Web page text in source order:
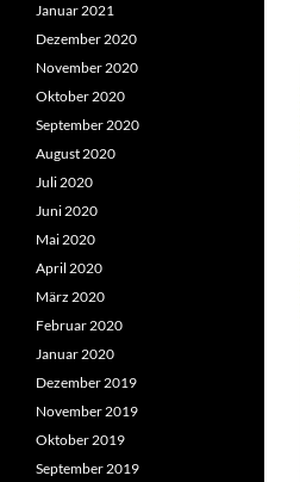
Januar 2021
Dezember 2020
November 2020
Oktober 2020
September 2020
August 2020
Juli 2020
Juni 2020
Mai 2020
April 2020
März 2020
Februar 2020
Januar 2020
Dezember 2019
November 2019
Oktober 2019
September 2019